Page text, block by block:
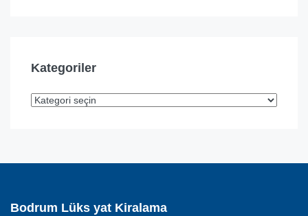
Kategoriler
Bodrum Lüks yat Kiralama